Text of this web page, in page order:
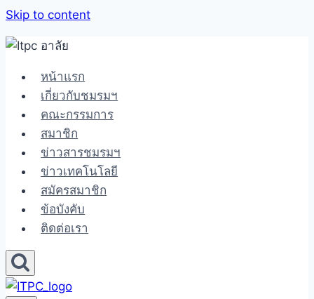
Skip to content
หน้าแรก
เกี่ยวกับชมรมฯ
คณะกรรมการ
สมาชิก
ข่าวสารชมรมฯ
ข่าวเทคโนโลยี
สมัครสมาชิก
ข้อบังคับ
ติดต่อเรา